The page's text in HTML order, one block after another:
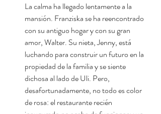
La calma ha llegado lentamente a la
mansión. Franziska se ha reencontrado
con su antiguo hogar y con su gran
amor, Walter. Su nieta, Jenny, está
luchando para construir un futuro en la
propiedad de la familia y se siente
dichosa al lado de Uli. Pero,
desafortunadamente, no todo es color
de rosa: el restaurante recién